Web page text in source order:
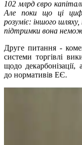
102 млрд євро
Але поки що ці
розуміє: іншого
підтримки вона
Друге питання -
системи торгівлі
щодо декарбонізації,
до нормативів ЕЄ.